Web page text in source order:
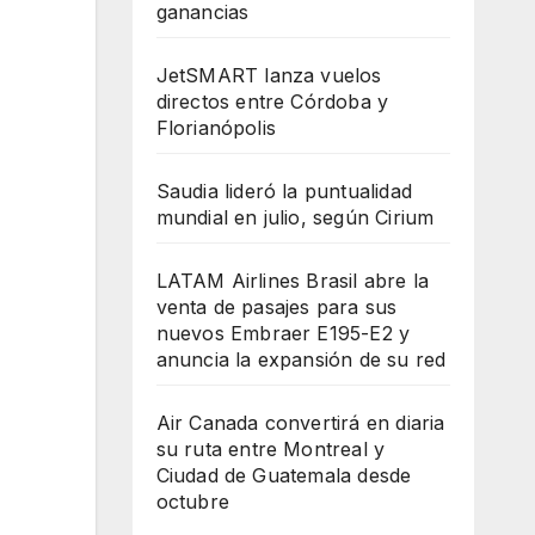
ganancias
JetSMART lanza vuelos
directos entre Córdoba y
Florianópolis
Saudia lideró la puntualidad
mundial en julio, según Cirium
LATAM Airlines Brasil abre la
venta de pasajes para sus
nuevos Embraer E195-E2 y
anuncia la expansión de su red
Air Canada convertirá en diaria
su ruta entre Montreal y
Ciudad de Guatemala desde
octubre